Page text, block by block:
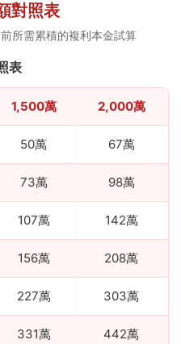
對照表
所需累積的複利本金試算
表
1,500萬 2,000萬
50萬 67萬
73萬 98萬
107萬 142萬
156萬 208萬
227萬 303萬
331萬 442萬